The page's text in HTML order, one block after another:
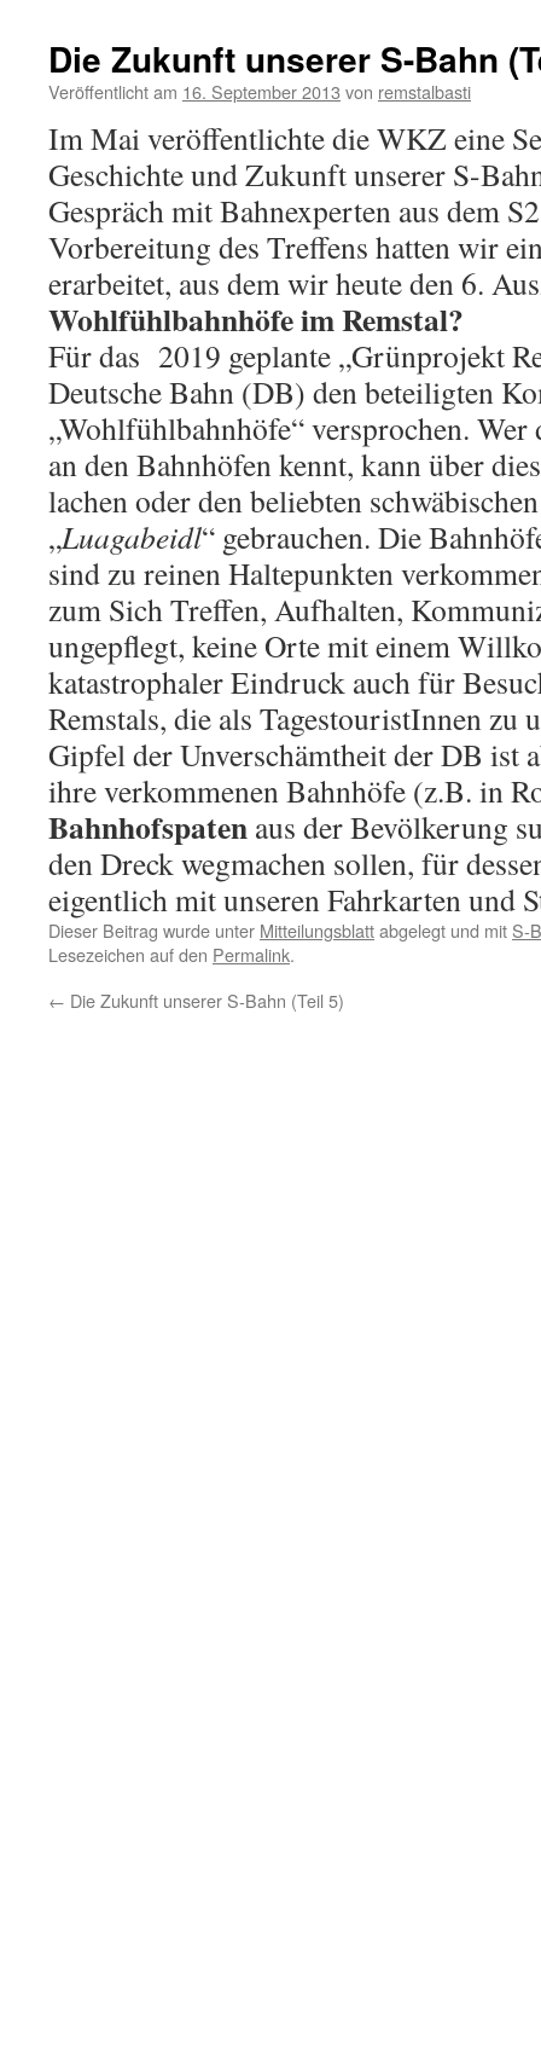
Die Zukunft unserer S-Bahn
Veröffentlicht am 16. September 2013 von remstalbasti
Im Mai veröffentlichte die WKZ eine
Geschichte und Zukunft unserer S-
Gespräch mit Bahnexperten aus dem
Vorbereitung des Treffens hatten wir
erarbeitet, aus dem wir heute den 6.
Wohlfühlbahnhöfe im Remstal?
Für das 2019 geplante „Grünprojekt
Deutsche Bahn (DB) den beteiligten
„Wohlfühlbahnhöfe“ versprochen.
an den Bahnhöfen kennt, kann über
lachen oder den beliebten
„Luagabeidl“ gebrauchen. Die
sind zu reinen Haltepunkten
zum Sich Treffen, Aufhalten,
ungepflegt, keine Orte mit einem
katastrophaler Eindruck auch für
Remstals, die als TagestouristInnen zu
Gipfel der Unverschämtheit der DB ist
ihre verkommenen Bahnhöfe (z.B. in
Bahnhofspaten aus der Bevölkerung
den Dreck wegmachen sollen, für
eigentlich mit unseren Fahrkarten und
Dieser Beitrag wurde unter Mitteilungsblattabgelegt und mit S-
Lesezeichen auf den Permalink.
← Die Zukunft unserer S-Bahn (Teil 5)